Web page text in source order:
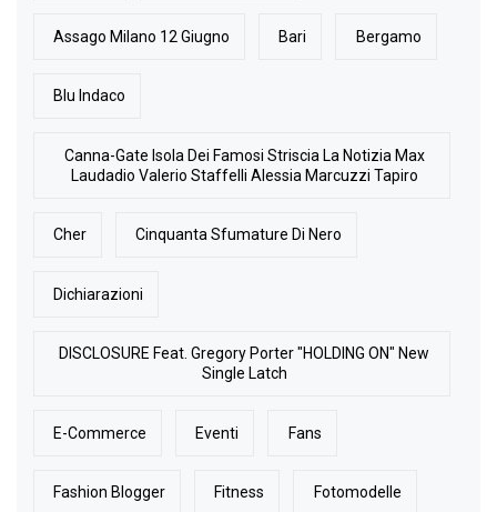
Assago Milano 12 Giugno Bari Bergamo
Blu Indaco
Canna-Gate Isola Dei Famosi Striscia La Notizia Max
Laudadio Valerio Staffelli Alessia Marcuzzi Tapiro
Cher Cinquanta Sfumature Di Nero
Dichiarazioni
DISCLOSURE Feat. Gregory Porter "HOLDING ON" New
Single Latch
E-Commerce Eventi Fans
Fashion Blogger Fitness Fotomodelle